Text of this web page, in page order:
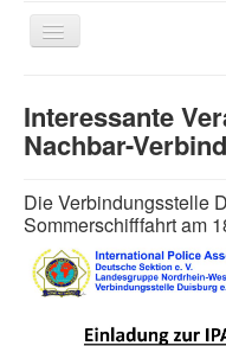
Navigation
an/aus
News
Impressum
Interessante
Nachbar-
Die Verbindungsstelle
Sommerschifffahrt am